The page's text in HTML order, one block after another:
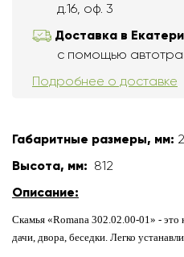
д.16, оф. 3
Доставка в
с помощью
Подробнее о доставке
Габаритные размеры, мм:
Высота, мм: 812
Описание:
Скамья «Romana 302.02.00-01» - это
дачи, двора, беседки. Легко